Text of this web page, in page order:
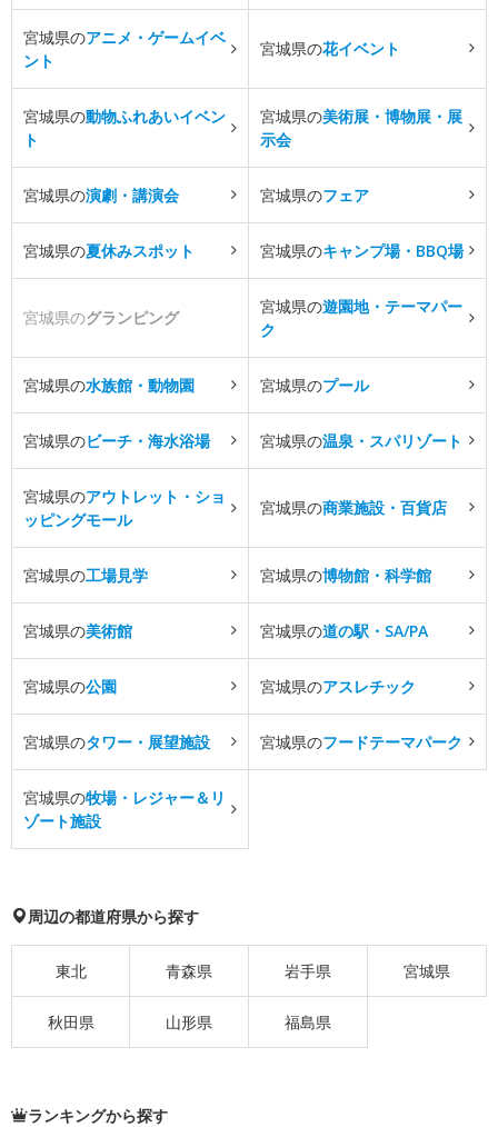
宮城県のアニメ・ゲームイベ
ント
宮城県の花イベント
宮城県の動物ふれあいイベン
ト
宮城県の美術展・博物展・展
示会
宮城県の演劇・講演会 宮城県のフェア
宮城県の夏休みスポット 宮城県のキャンプ場・BBQ場
宮城県のグランピング
宮城県の遊園地・テーマパー
ク
宮城県の水族館・動物園 宮城県のプール
宮城県のビーチ・海水浴場 宮城県の温泉・スパリゾート
宮城県のアウトレット・ショ
ッピングモール
宮城県の商業施設・百貨店
宮城県の工場見学 宮城県の博物館・科学館
宮城県の美術館 宮城県の道の駅・SA/PA
宮城県の公園 宮城県のアスレチック
宮城県のタワー・展望施設 宮城県のフードテーマパーク
宮城県の牧場・レジャー＆リ
ゾート施設
周辺の都道府県から探す
東北 青森県 岩手県 宮城県
秋田県 山形県 福島県
ランキングから探す